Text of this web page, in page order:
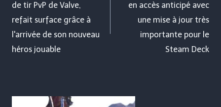
l’article
de tir PvP de Valve,
refait surface grâce à
l'arrivée de son nouveau
héros jouable
en accès anticipé avec
une mise à jour très
importante pour le
Steam Deck